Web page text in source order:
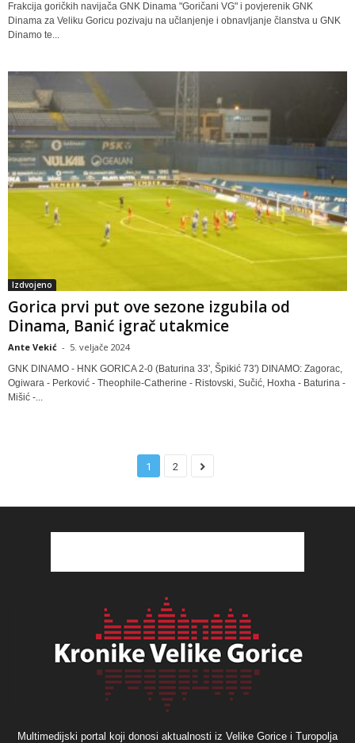
Frakcija goričkih navijača GNK Dinama "Goričani VG" i povjerenik GNK
Dinama za Veliku Goricu pozivaju na učlanjenje i obnavljanje članstva u GNK
Dinamo te...
Izdvojeno
Gorica prvi put ove sezone izgubila od
Dinama, Banić igrač utakmice
Ante Vekić - 5. veljače 2024
GNK DINAMO - HNK GORICA 2-0 (Baturina 33', Špikić 73') DINAMO: Zagorac,
Ogiwara - Perković - Theophile-Catherine - Ristovski, Sučić, Hoxha - Baturina -
Mišić -...
1 2
Multimedijski portal koji donosi aktualnosti iz Velike Gorice i Turopolja